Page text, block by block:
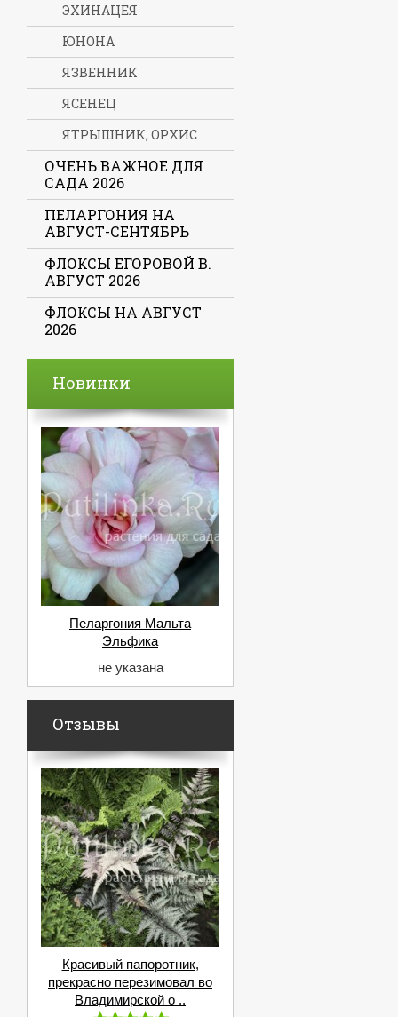
ЭХИНАЦЕЯ
ЮНОНА
ЯЗВЕННИК
ЯСЕНЕЦ
ЯТРЫШНИК, ОРХИС
ОЧЕНЬ ВАЖНОЕ ДЛЯ
САДА 2026
ПЕЛАРГОНИЯ НА
АВГУСТ-СЕНТЯБРЬ
ФЛОКСЫ ЕГОРОВОЙ В.
АВГУСТ 2026
ФЛОКСЫ НА АВГУСТ
2026
Новинки
Пеларгония Мальта
Эльфика
не указана
Отзывы
Красивый папоротник,
прекрасно перезимовал во
Владимирской о ..